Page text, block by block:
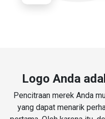
Logo Anda
Pencitraan merek Anda
yang dapat menarik